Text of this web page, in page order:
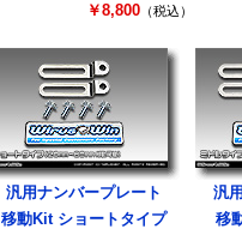
￥8,800 （税込）
汎用ナンバープレート
移動Kit ショートタイプ
汎
移